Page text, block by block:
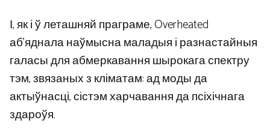
І, як і ў леташняй праграме, Overheated
аб’яднала наўмысна маладыя і разнастайныя
галасы для абмеркавання шырокага спектру
тэм, звязаных з кліматам: ад моды да
актыўнасці, сістэм харчавання да псіхічнага
здароўя.